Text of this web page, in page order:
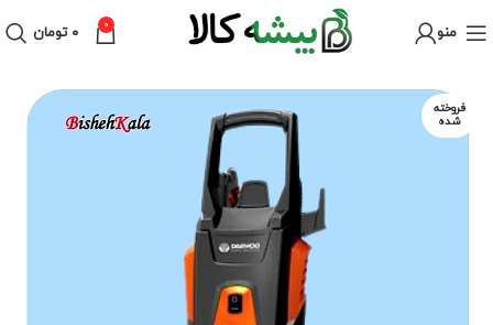
منو 0 ۰ تومان
فروخته
شده